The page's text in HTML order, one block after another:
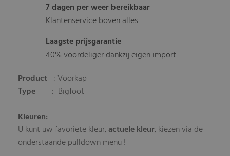
7 dagen per weer bereikbaar
Klantenservice boven alles
Laagste prijsgarantie
40% voordeliger dankzij eigen import
Product : Voorkap
Type
: Bigfoot
Kleuren:
U kunt uw favoriete kleur, actuele kleur, kiezen via de
onderstaande pulldown menu !